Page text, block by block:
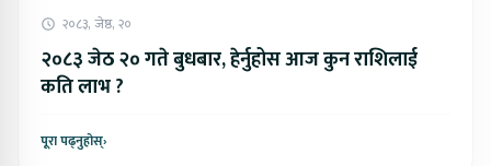
२०८३, जेष्ठ, २०
२०८३ जेठ २० गते बुधबार, हेर्नुहोस आज कुन राशिलाई
कति लाभ ?
पूरा पढ्नुहोस्›